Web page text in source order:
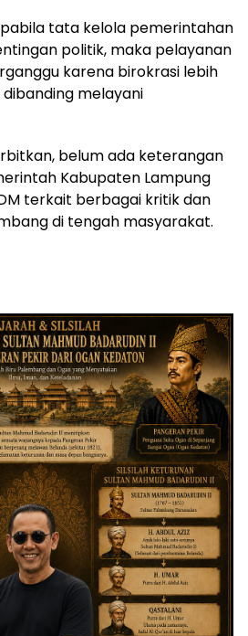
tata kelola pemerintahan
politik, maka pelayanan
karena birokrasi lebih
melayani
belum ada keterangan
Kabupaten Lampung
terkait berbagai kritik dan
di tengah masyarakat.